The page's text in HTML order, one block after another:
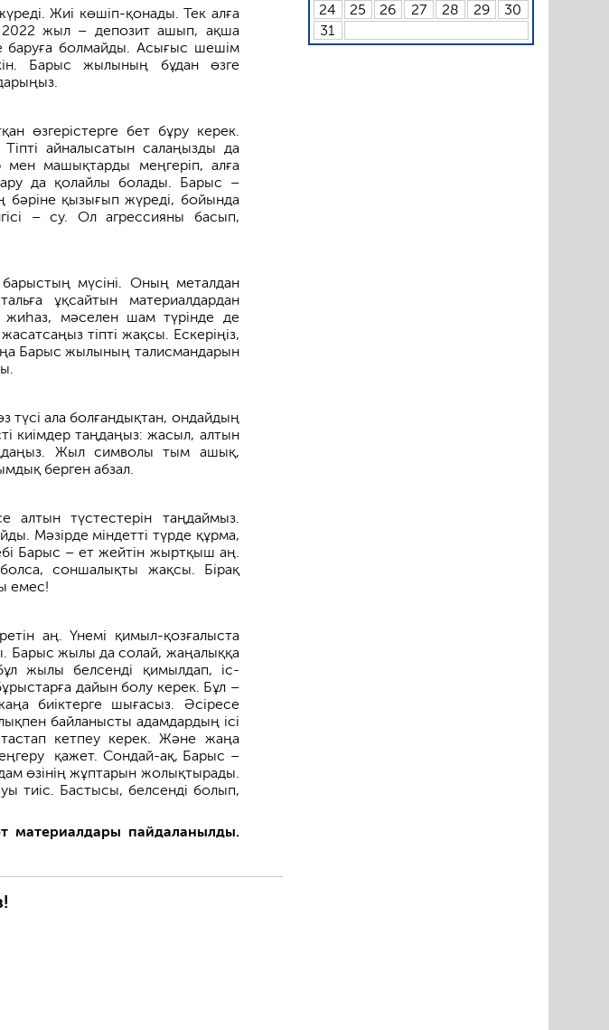
Жиі көшіп-қонады. Тек алға
2022 жыл – депо­зит ашып, ақша
баруға болмайды. Асығыс шешім
Барыс жылының бұдан өзге
өзгерістерге бет бұру керек.
айналысатын салаңызды да
мен машықтарды меңгеріп, алға
да қолайлы болады. Барыс –
бәріне қызығып жүреді, бойында
– су. Ол агрессияны басып,
мүсіні. Оның металдан
ұқсайтын материалдардан
мәселен шам түрінде де
тіпті жақсы. Ескеріңіз,
Барыс жылының талисмандарын
түсі ала болғандықтан, ондайдың
киімдер таңдаңыз: жасыл, алтын
Жыл символы тым ашық,
берген абзал.
алтын түстестерін таңдаймыз.
Мәзірде міндетті түрде құрма,
Барыс – ет жейтін жыртқыш аң.
соншалықты жақсы. Бірақ
емес!
аң. Үнемі қимыл-қозғалыста
Барыс жылы да солай, жаңалыққа
жылы белсенді қимылдап, іс-
дайын болу керек. Бұл –
биіктерге шығасыз. Әсіресе
байланысты адамдардың ісі
кетпеу керек. Және жаңа
қажет. Сондай-ақ, Барыс –
өзінің жұптарын жолықтырады.
тиіс. Бастысы, белсенді болып,
материалдары пайдаланылды.
24
25 26 27 28 29
30
31